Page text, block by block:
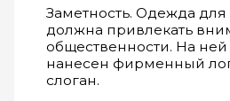
Заметность. Одежда
должна привлекать
общественности. На
нанесен фирменный
слоган.